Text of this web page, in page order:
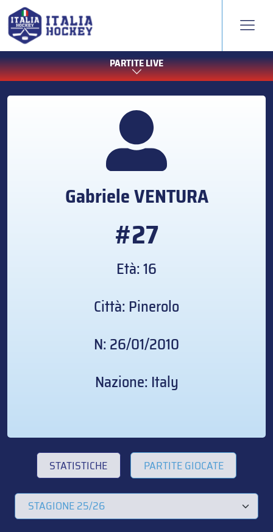
PARTITE LIVE
GabrieleVENTURA
#27
Età: 16
Città: Pinerolo
N: 26/01/2010
Nazione: Italy
STATISTICHE PARTITE GIOCATE